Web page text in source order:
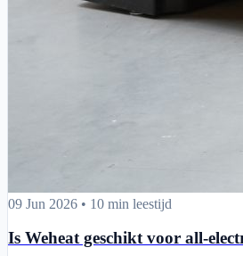
Is Weheat geschikt voor all-electric?
09 Jun 2026 • 10 min leestijd
Is Weheat geschikt voor all-